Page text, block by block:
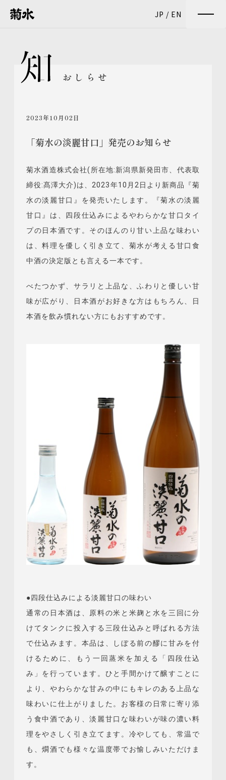
JP / EN
おしらせ
2023年10月02日
「菊水の淡麗甘口」発売のお知らせ
菊水酒造株式会社(所在地:新潟県新発田市、代表取
締役:髙澤大介)は、2023年10月2日より新商品『菊
水の淡麗甘口』を発売いたします。『菊水の淡麗
甘口』は、四段仕込みによるやわらかな甘口タイ
プの日本酒です。そのほんのり甘い上品な味わい
は、料理を優しく引き立て、菊水が考える甘口食
中酒の決定版とも言える一本です。
べたつかず、サラリと上品な、ふわりと優しい甘
味が広がり、日本酒がお好きな方はもちろん、日
本酒を飲み慣れない方にもおすすめです。
●四段仕込みによる淡麗甘口の味わい
通常の日本酒は、原料の米と米麹と水を三回に分
けてタンクに投入する三段仕込みと呼ばれる方法
で仕込みます。本品は、しぼる前の醪に甘みを付
けるために、もう一回蒸米を加える「四段仕込
み」を行っています。ひと手間かけて醸すことに
より、やわらかな甘みの中にもキレのある上品な
味わいに仕上がりました。お客様の日常に寄り添
う食中酒であり、淡麗甘口な味わいが味の濃い料
理をやさしく引き立てます。冷やしても、常温で
も、燗酒でも様々な温度帯でお愉しみいただけま
す。